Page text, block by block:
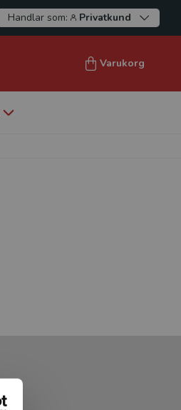
Handlar som: Privatkund
Varukorg